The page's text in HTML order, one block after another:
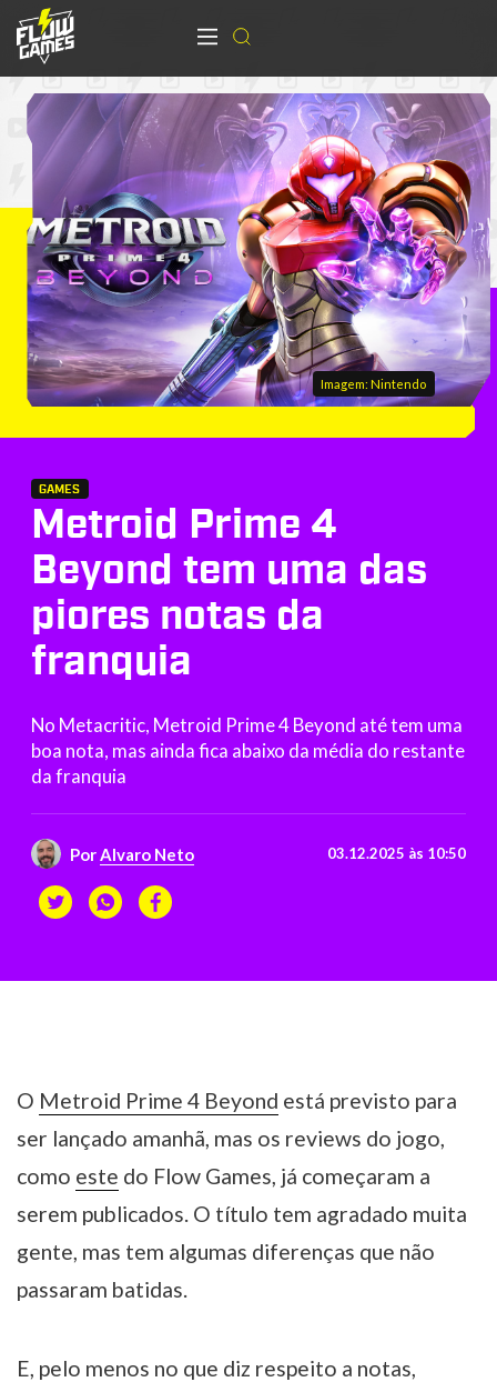
Imagem: Nintendo
GAMES
Metroid Prime 4
Beyond tem uma das
piores notas da
franquia
No Metacritic, Metroid Prime 4 Beyond até tem uma
boa nota, mas ainda fica abaixo da média do restante
da franquia
Por Alvaro Neto 03.12.2025 às 10:50
O Metroid Prime 4 Beyond está previsto para
ser lançado amanhã, mas os reviews do jogo,
como este do Flow Games, já começaram a
serem publicados. O título tem agradado muita
gente, mas tem algumas diferenças que não
passaram batidas.
E, pelo menos no que diz respeito a notas,